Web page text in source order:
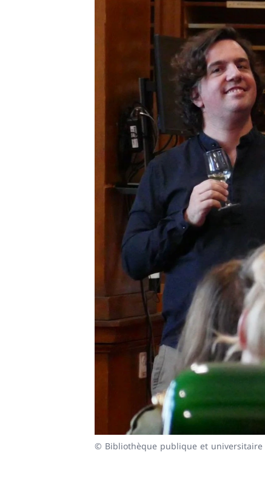
© Bibliothèque publique et universitaire